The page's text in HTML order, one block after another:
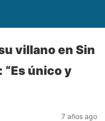
villano en Sin
“Es único y
7 años ago